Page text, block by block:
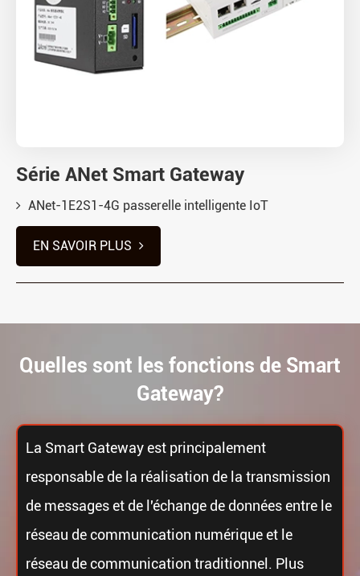
Série ANet Smart Gateway
ANet-1E2S1-4G passerelle intelligente IoT
EN SAVOIR PLUS
Quelles sont les fonctions de Smart
Gateway?
La Smart Gateway est principalement
responsable de la réalisation de la transmission
de messages et de l'échange de données entre le
réseau de communication numérique et le
réseau de communication traditionnel. Plus